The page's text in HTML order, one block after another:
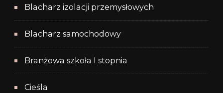
Blacharz izolacji przemysłowych
Blacharz samochodowy
Branżowa szkoła I stopnia
Cieśla